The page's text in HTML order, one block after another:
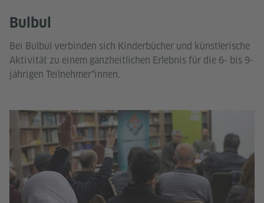
Bulbul
Bei Bulbul verbinden sich Kinderbücher und künstlerische
Aktivität zu einem ganzheitlichen Erlebnis für die 6- bis 9-
jährigen Teilnehmer*innen.